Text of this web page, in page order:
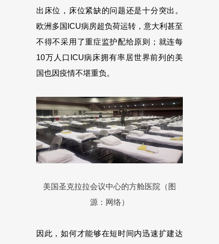
出床位，床位紧缺的问题还是十分突出。
欧洲多国ICU病房超负荷运转，意大利甚至
不得不采用了重症监护配给原则；就连每
10万人口ICU病床拥有率居世界前列的美
国也因疫情不堪重负。
美国圣克拉拉会议中心的方舱医院（图
源：网络）
因此，如何才能够在短时间内迅速扩建达